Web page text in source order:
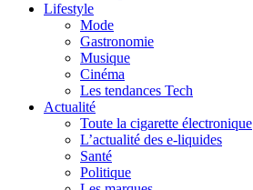
Lifestyle
Mode
Gastronomie
Musique
Cinéma
Les tendances Tech
Actualité
Toute la cigarette électronique
L’actualité des e-liquides
Santé
Politique